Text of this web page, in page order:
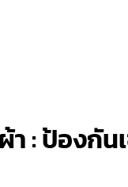
:ป้องกัน